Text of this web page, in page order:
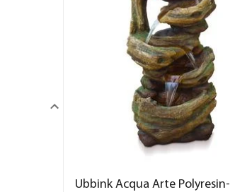
Ubbink Acqua Arte Polyresin-